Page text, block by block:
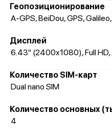
Геопозиционирование
A-GPS, BeiDou, GPS,
Дисплей
6.43" (2400x1080), Full HD,
Количество SIM-карт
Dual nano SIM
Количество основных
4